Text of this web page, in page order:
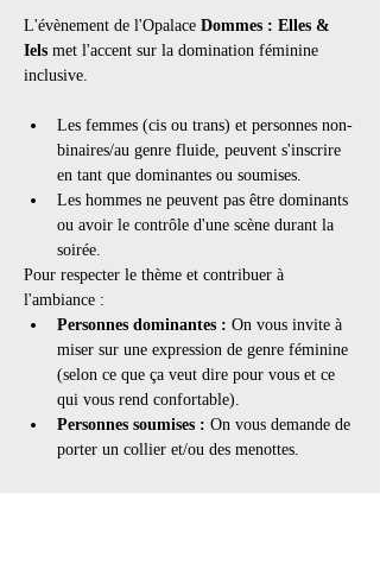
L'évènement de l'Opalace Dommes : Elles &
Iels met l'accent sur la domination féminine
inclusive.
Les femmes (cis ou trans) et personnes non-
binaires/au genre fluide, peuvent s'inscrire
en tant que dominantes ou soumises.
Les hommes ne peuvent pas être dominants
ou avoir le contrôle d'une scène durant la
soirée.
Pour respecter le thème et contribuer à
l'ambiance :
Personnes dominantes : On vous invite à
miser sur une expression de genre féminine
(selon ce que ça veut dire pour vous et ce
qui vous rend confortable).
Personnes soumises : On vous demande de
porter un collier et/ou des menottes.